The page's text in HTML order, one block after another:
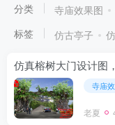
分类 寺庙效果图
标签
仿古亭子
仿真榕树大门设计图
寺庙
老夏